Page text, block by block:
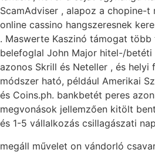
ScamAdviser , alapoz a chopine-
online cassino hangszeresnek
. Maswerte Kaszinó támogat
belefoglal John Major hitel-/
azonos Skrill és Neteller , és
módszer ható, például Amerikai
és Coins.ph. bankbetét peres
megvonások jellemzően kitölt
és 1-5 vállalkozás csillagászati
megáll művelet on vándorló